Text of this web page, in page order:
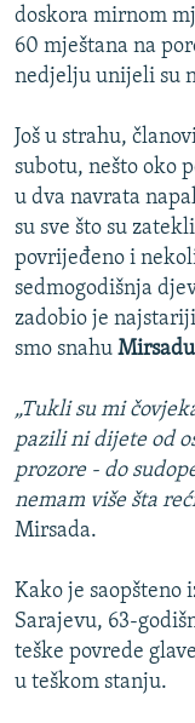
doskora mirnom
60 mještana na
nedjelju unijeli su
Još u strahu,
subotu, nešto oko
u dva navrata
su sve što su
povrijeđeno i
sedmogodišnja
zadobio je
smo snahu Mirsadu
„Tukli su mi
pazili ni dijete od
prozore - do
nemam više šta
Mirsada.
Kako je
Sarajevu, 63-
teške povrede
u teškom stanju.